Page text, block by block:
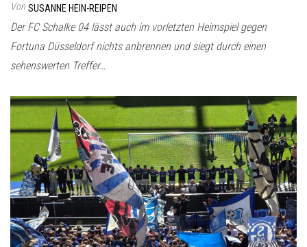
Von SUSANNE HEIN-REIPEN
Der FC Schalke 04 lässt auch im vorletzten Heimspiel gegen
Fortuna Düsseldorf nichts anbrennen und siegt durch einen
sehenswerten Treffer…